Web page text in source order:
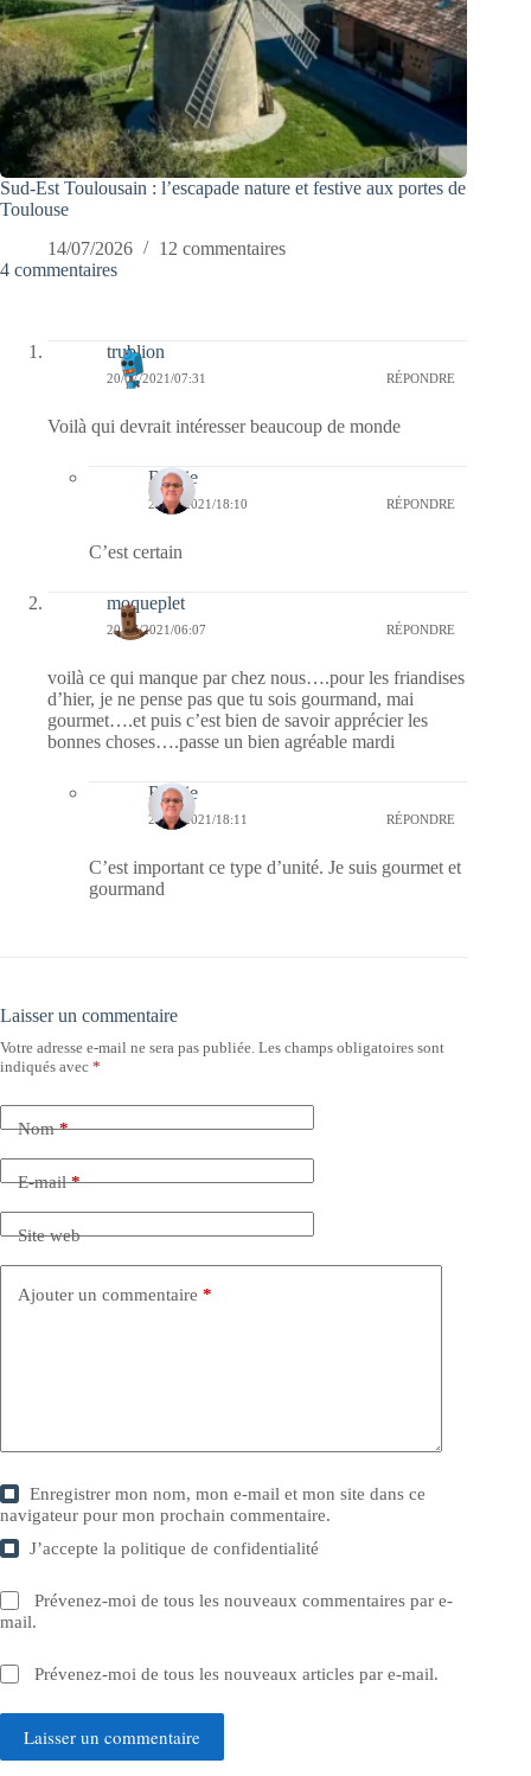
Sud-Est Toulousain : l’escapade nature et festive aux portes de
Toulouse
14/07/2026
12 commentaires
4 commentaires
trublion
20/07/2021/07:31 RÉPONDRE
Voilà qui devrait intéresser beaucoup de monde
Bernie
20/07/2021/18:10 RÉPONDRE
C’est certain
moqueplet
20/07/2021/06:07 RÉPONDRE
voilà ce qui manque par chez nous….pour les friandises
d’hier, je ne pense pas que tu sois gourmand, mai
gourmet….et puis c’est bien de savoir apprécier les
bonnes choses….passe un bien agréable mardi
Bernie
20/07/2021/18:11 RÉPONDRE
C’est important ce type d’unité. Je suis gourmet et
gourmand
Laisser un commentaire
Votre adresse e-mail ne sera pas publiée. Les champs obligatoires sont
indiqués avec *
Nom*
E-mail*
Site web
Ajouter un commentaire *
Enregistrer mon nom, mon e-mail et mon site dans ce
navigateur pour mon prochain commentaire.
J’accepte lapolitique de confidentialité
Prévenez-moi de tous les nouveaux commentaires par e-
mail.
Prévenez-moi de tous les nouveaux articles par e-mail.
Laisser un commentaire